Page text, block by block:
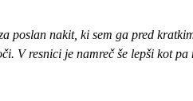
poslan nakit, ki sem ga pred
V resnici je namreč še lepši kot